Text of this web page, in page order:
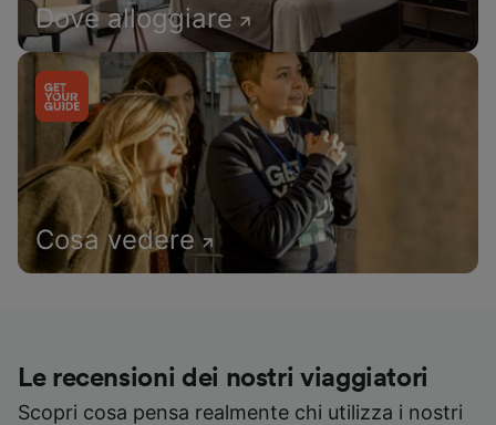
Dove alloggiare
Cosa vedere
Le recensioni dei nostri viaggiatori
Scopri cosa pensa realmente chi utilizza i nostri